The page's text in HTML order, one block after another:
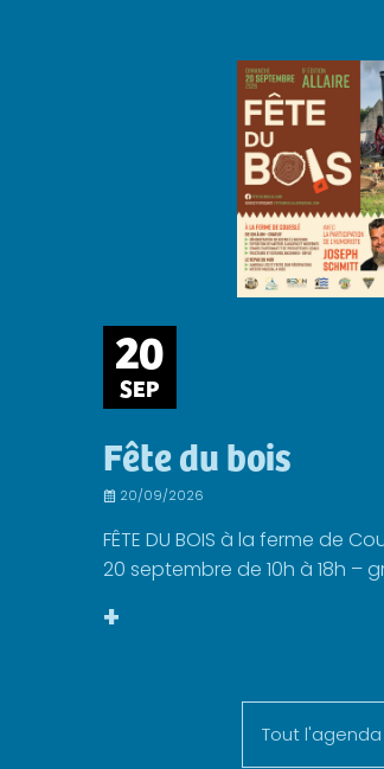
20
SEP
Fête du bois
20/09/2026
FÊTE DU BOIS à la ferme de
20 septembre de 10h à 18h –
+
Tout l'agenda